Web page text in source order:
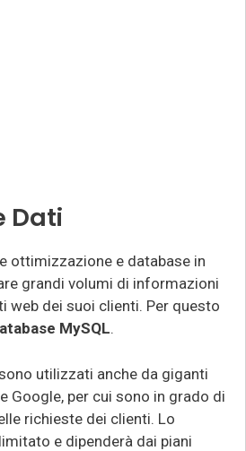
Dati
ottimizzazione e database in
grandi volumi di informazioni
web dei suoi clienti. Per questo
MySQL.
utilizzati anche da giganti
Google, per cui sono in grado di
richieste dei clienti. Lo
e dipenderà dai piani